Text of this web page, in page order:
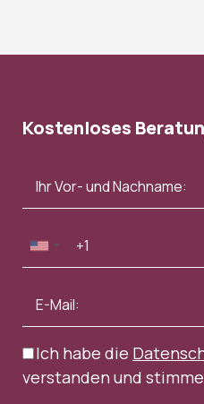
Kostenloses
Ich habe die
verstanden und